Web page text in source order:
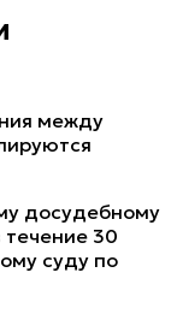
между
досудебному
30
суду по